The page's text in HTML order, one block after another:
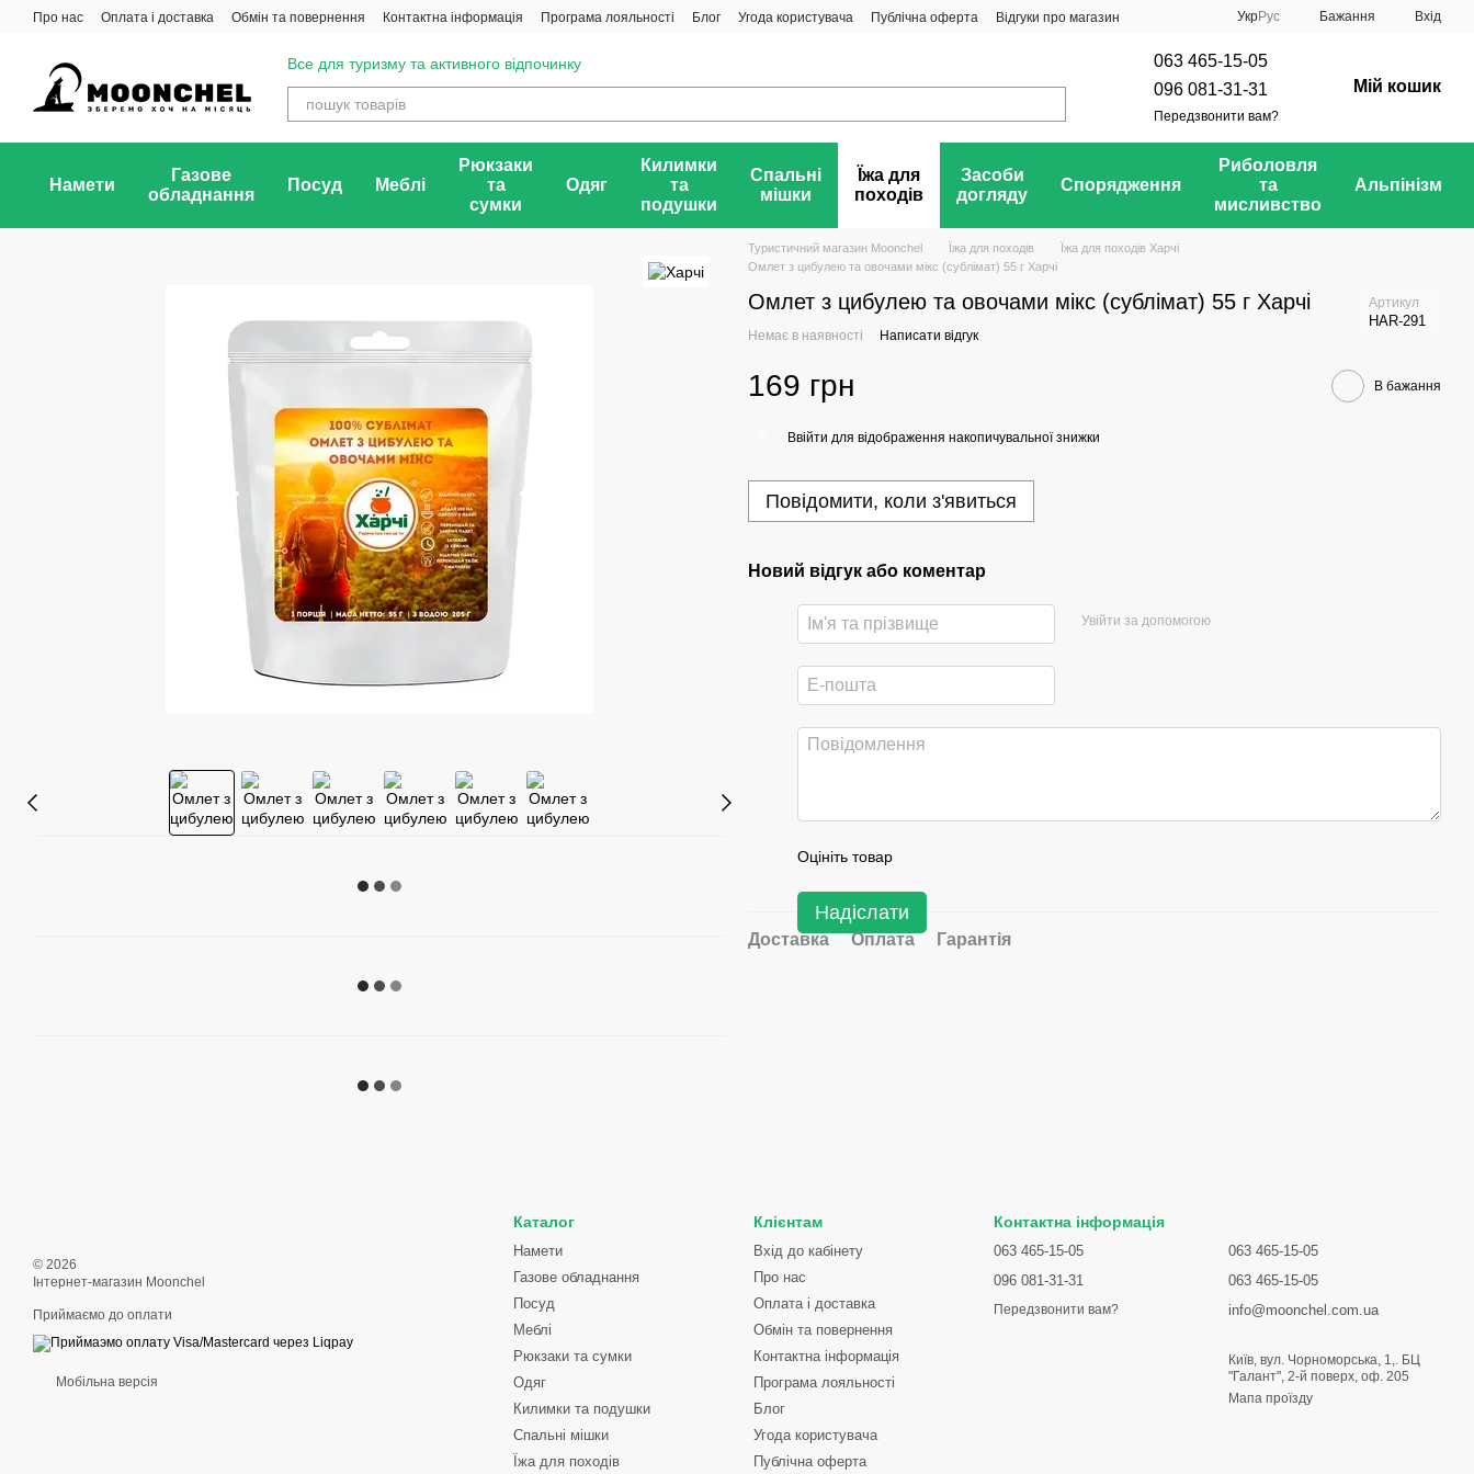
Перейти до основного контенту
Про нас Оплата і доставка Обмін та повернення Контактна інформація Програма лояльності Блог Угода користувача Публічна оферта Відгуки про магазин УкрРус Бажання Вхід
Все для туризму та активного відпочинку
063 465-15-05
096 081-31-31
Передзвонити вам?
Мій кошик
Намети
Газове
обладнання
Посуд Меблі
Рюкзаки
та
сумки
Одяг
Килимки
та
подушки
Спальні
мішки
Їжа для
походів
Засоби
догляду
Спорядження
Риболовля
та
мисливство
Альпінізм
Туристичний магазин Moonchel Їжа для походів
Їжа для походів Харчі
Омлет з цибулею та овочами мікс (сублімат) 55 г Харчі
Омлет з цибулею та овочами мікс (сублімат) 55 г Харчі Артикул
HAR-291
Немає в наявності Написати відгук
169 грн В бажання
Ввійти для відображення накопичувальної знижки
Повідомити, коли з'явиться
Новий відгук або коментар
Увійти за допомогою
Оцініть товар
Надіслати
Доставка Оплата Гарантія
© 2026
Інтернет-магазин Moonchel
Приймаємо до оплати
Мобільна версія
Каталог
Намети
Газове обладнання
Посуд
Меблі
Рюкзаки та сумки
Одяг
Килимки та подушки
Спальні мішки
Їжа для походів
Клієнтам
Вхід до кабінету
Про нас
Оплата і доставка
Обмін та повернення
Контактна інформація
Програма лояльності
Блог
Угода користувача
Публічна оферта
Контактна інформація
063 465-15-05
096 081-31-31
Передзвонити вам?
063 465-15-05
063 465-15-05
info@moonchel.com.ua
Київ, вул. Чорноморська, 1,. БЦ
"Галант", 2-й поверх, оф. 205
Мапа проїзду